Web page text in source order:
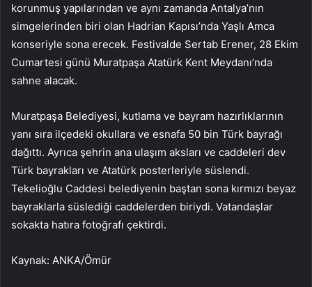
korunmuş yapılarından ve aynı zamanda Antalya’nın
simgelerinden biri olan Hadrian Kapısı’nda Yaşlı Amca
konseriyle sona erecek. Festivalde Sertab Erener, 28 Ekim
Cumartesi günü Muratpaşa Atatürk Kent Meydanı’nda
sahne alacak.
Muratpaşa Belediyesi, kutlama ve bayram hazırlıklarının
yanı sıra ilçedeki okullara ve esnafa 50 bin Türk bayrağı
dağıttı. Ayrıca şehrin ana ulaşım aksları ve caddeleri dev
Türk bayrakları ve Atatürk posterleriyle süslendi.
Tekelioğlu Caddesi belediyenin baştan sona kırmızı beyaz
bayraklarla süslediği caddelerden biriydi. Vatandaşlar
sokakta hatıra fotoğrafı çektirdi.
Kaynak: ANKA/Ömür